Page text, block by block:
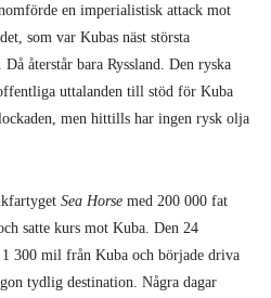
en imperialistisk attack mot
som var Kubas näst största
återstår bara Ryssland. Den ryska
uttalanden till stöd för Kuba
men hittills har ingen rysk olja
Sea Horse med 200 000 fat
satte kurs mot Kuba. Den 24
300 mil från Kuba och började driva
tydlig destination. Några dagar